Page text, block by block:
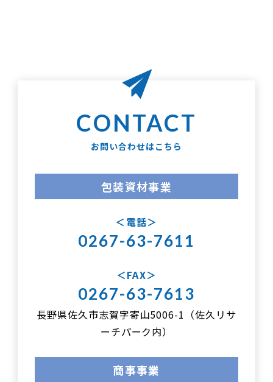
お問い合わせはこちら
包装資材事業
電話
0267-63-7611
FAX
0267-63-7613
長野県佐久市志賀字寄山5006-1（佐久リサ
ーチパーク内）
商事事業